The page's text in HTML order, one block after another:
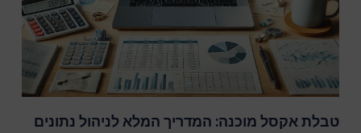
טבלת אקסל מוכנה: המדריך המלא לניהול נתונים